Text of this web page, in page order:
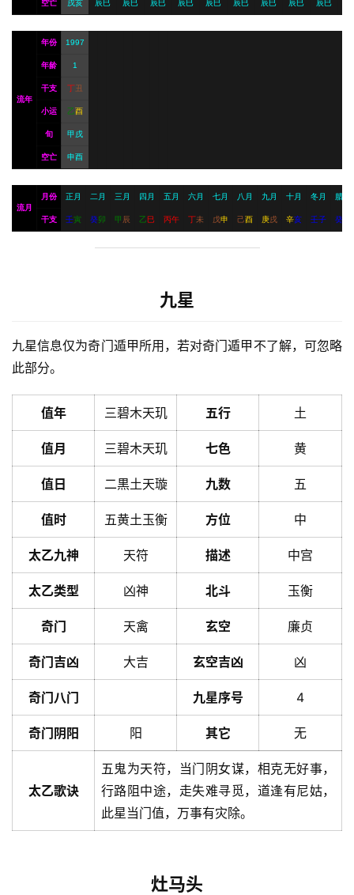
空亡 戌亥 辰巳 辰巳 辰巳 辰巳 辰巳 辰巳 辰巳 辰巳 辰巳
流年
年份 1997
年龄 1
干支 丁丑
小运 乙酉
旬 甲戌
空亡 申酉
流月
月份 正月 二月 三月 四月 五月 六月 七月 八月 九月 十月 冬月 腊月
干支 壬寅 癸卯 甲 辰 乙巳 丙午 丁未 戊申 己酉 庚戌 辛亥 壬子 癸
九星
九星信息仅为奇门遁甲所用，若对奇门遁甲不了解，可忽略
此部分。
值年 三碧木天玑 五行 土
值月 三碧木天玑 七色 黄
值日 二黒土天璇 九数 五
值时 五黄土玉衡 方位 中
太乙九神 天符 描述 中宫
太乙类型 凶神 北斗 玉衡
奇门 天禽 玄空 廉贞
奇门吉凶 大吉 玄空吉凶 凶
奇门八门 九星序号 4
奇门阴阳 阳 其它 无
太乙歌诀
五鬼为天符，当门阴女谋，相克无好事，
行路阻中途，走失难寻觅，道逢有尼姑，
此星当门值，万事有灾除。
灶马头